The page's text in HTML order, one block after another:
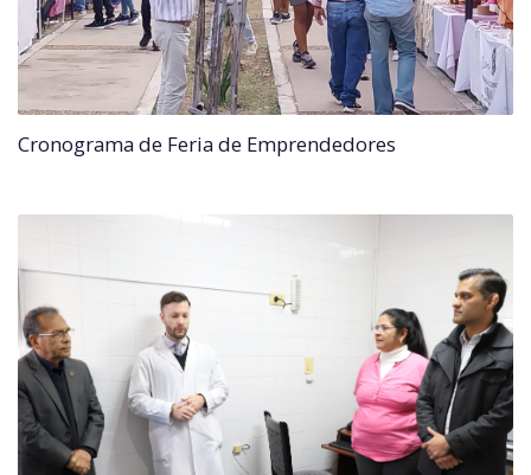
Cronograma de Feria de Emprendedores